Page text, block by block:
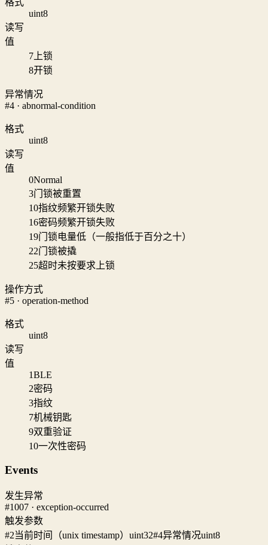
uint8
读写
值
7 上锁
8开锁
异常情况
#4 · abnormal-condition
格式
uint8
读写
值
0Normal
3门锁被重置
10指纹频繁开锁失败
16密码频繁开锁失败
19门锁电量低（一般指低于百分之十）
22门锁被撬
25超时未按要求上锁
操作方式
#5 · operation-method
格式
uint8
读写
值
1BLE
2密码
3指纹
7机械钥匙
9双重验证
10一次性密码
Events
发生异常
#1007 · exception-occurred
触发参数
#2当前时间（unix timestamp） uint32#4异常情况uint8